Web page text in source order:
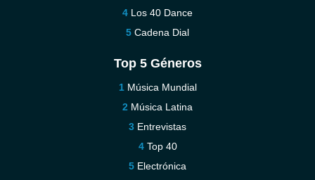
Los 40 Dance
Cadena Dial
Top 5 Géneros
Música Mundial
Música Latina
Entrevistas
Top 40
Electrónica